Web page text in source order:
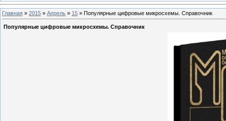
Главная » 2015 » Апрель » 15 » Популярные цифровые микросхемы. Справочник
Популярные цифровые микросхемы. Справочник